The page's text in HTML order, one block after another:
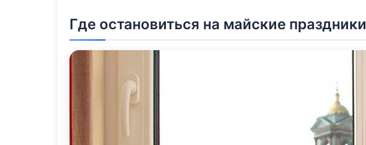
Где остановиться на майские праздники